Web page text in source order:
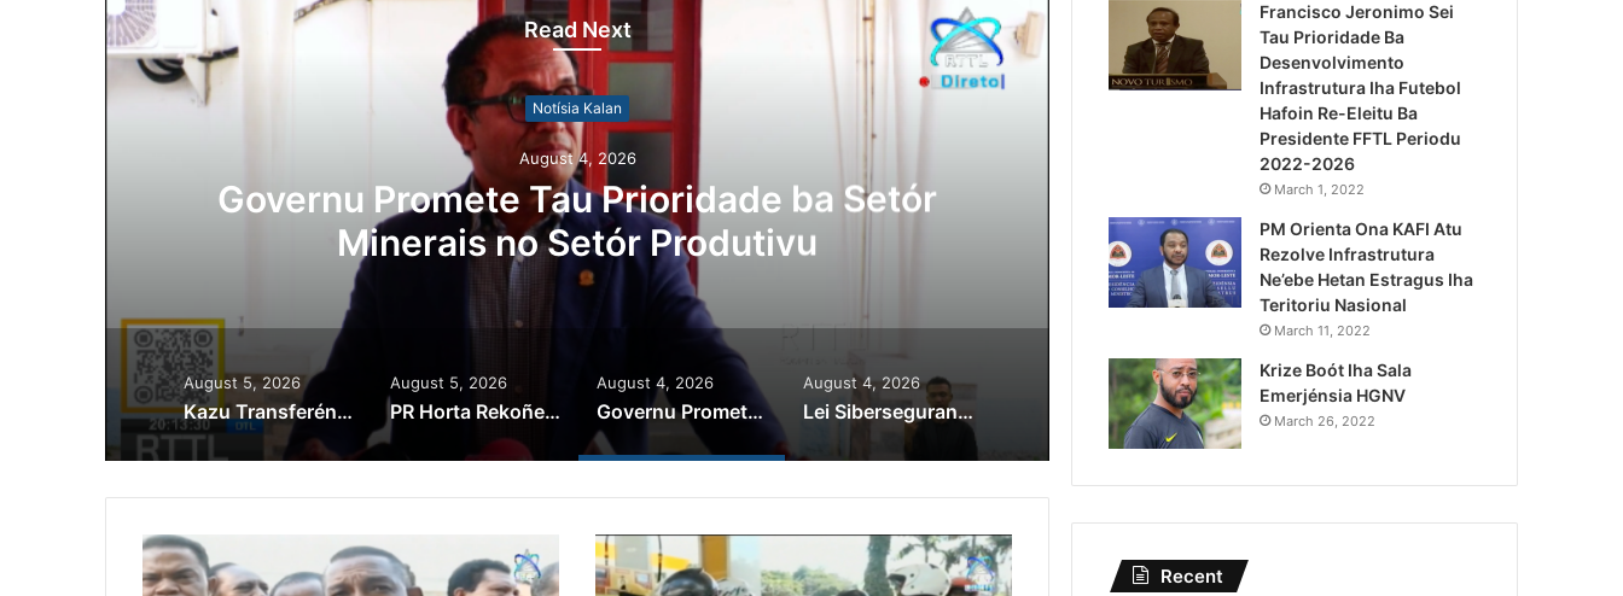
Read Next
Notísia Kalan
August 4, 2026
Governu Promete Tau Prioridade ba Setór
Minerais no Setór Produtivu
Lei Siberseguransa Ajuda
Kaptura Autór Kriminozu
Estranjeiru
August 5, 2026
Kazu Transferénsia Osan Millaun 42 Husi Singapura, Advogadu Sei Halo Rekursu
August 5, 2026
PR Horta Rekoñese Timoroan Sira Iha Diáspora Nia Kontribuisaun
August 4, 2026
Governu Promete Tau Prioridade ba Setór Minerais no Setór Produtivu
August 4, 2026
Lei Siberseguransa Ajuda Autoridade Polisiál Kaptura Autór Kriminozu ho Paradeiru Iha Estranjeiru
Francisco Jeronimo Sei
Tau Prioridade Ba
Desenvolvimento
Infrastrutura Iha Futebol
Hafoin Re-Eleitu Ba
Presidente FFTL Periodu
2022-2026
March 1, 2022
PM Orienta Ona KAFI Atu
Rezolve Infrastrutura
Ne’ebe Hetan Estragus Iha
Teritoriu Nasional
March 11, 2022
Krize Boót Iha Sala
Emerjénsia HGNV
March 26, 2022
Recent